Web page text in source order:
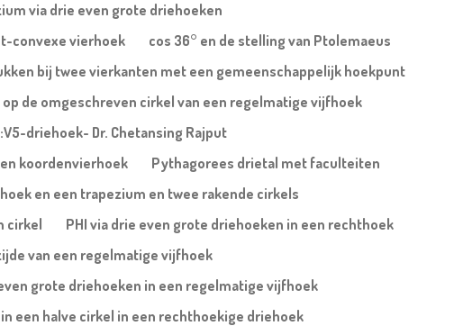
via drie even grote driehoeken
convexe vierhoek
cos 36° en de stelling van Ptolemaeus
bij twee vierkanten met een gemeenschappelijk hoekpunt
de omgeschreven cirkel van een regelmatige vijfhoek
driehoek- Dr. Chetansing Rajput
koordenvierhoek
Pythagorees drietal met faculteiten
en een trapezium en twee rakende cirkels
cirkel
PHI via drie even grote driehoeken in een rechthoek
van een regelmatige vijfhoek
grote driehoeken in een regelmatige vijfhoek
een halve cirkel in een rechthoekige driehoek